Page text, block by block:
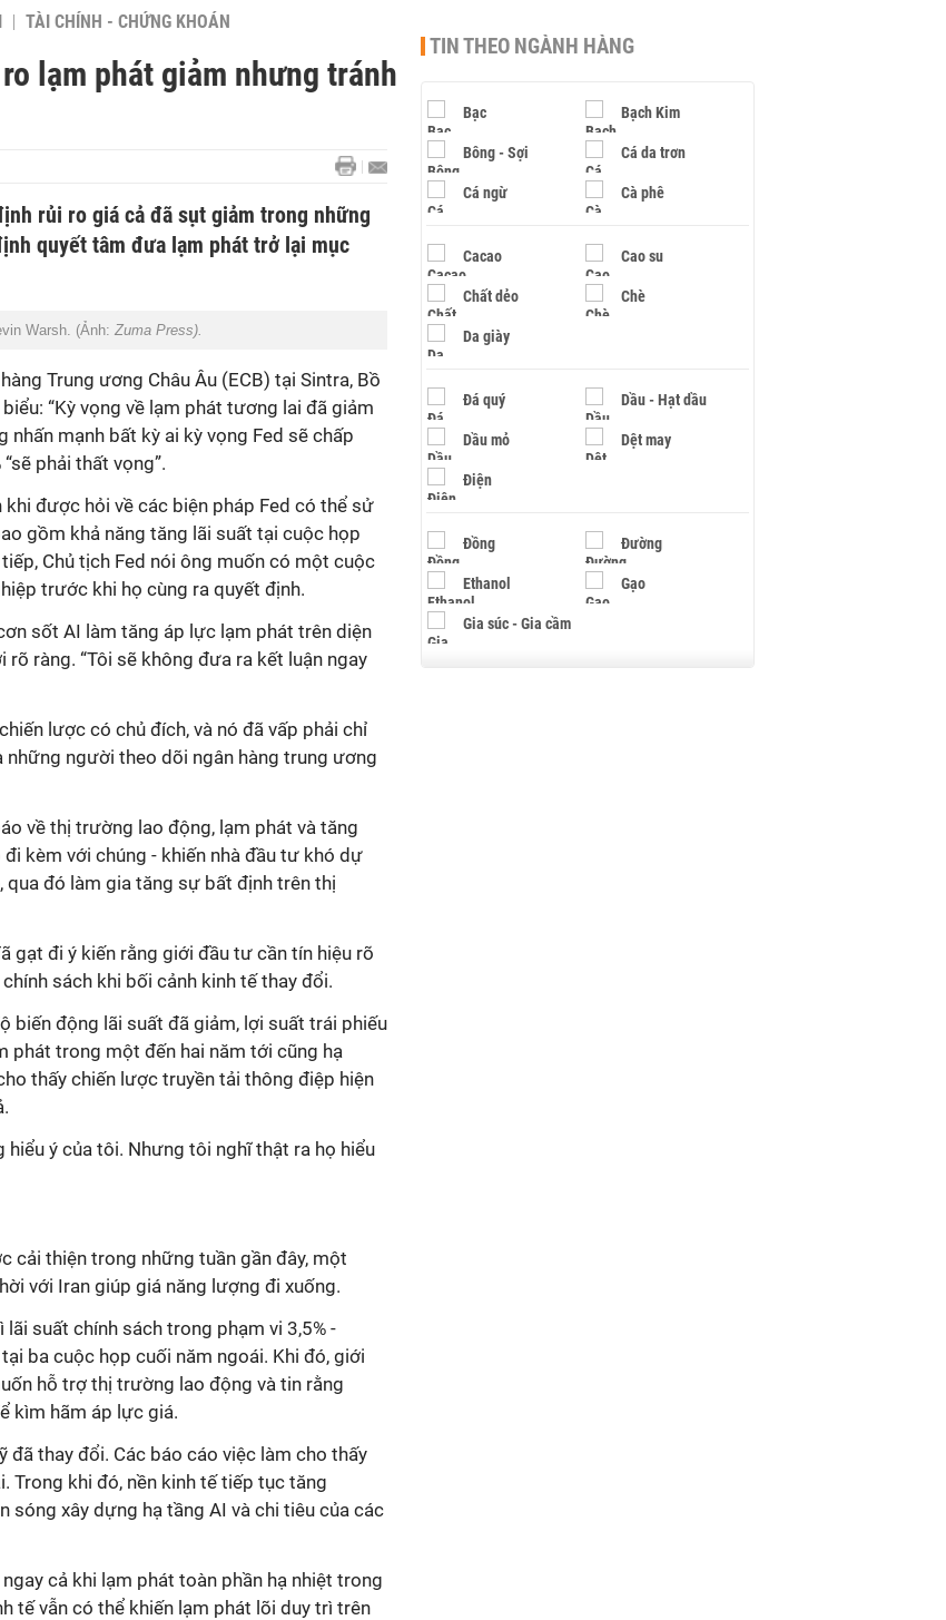
TÀI CHÍNH - CHỨNG KHOÁN
lạm phát giảm nhưng tránh
rủi ro giá cả đã sụt giảm trong những
quyết tâm đưa lạm phát trở lại mục
Warsh. (Ảnh: Zuma Press).
Trung ương Châu Âu (ECB) tại Sintra, Bồ
“Kỳ vọng về lạm phát tương lai đã giảm
nhấn mạnh bất kỳ ai kỳ vọng Fed sẽ chấp
phải thất vọng”.
khi được hỏi về các biện pháp Fed có thể sử
gồm khả năng tăng lãi suất tại cuộc họp
Chủ tịch Fed nói ông muốn có một cuộc
trước khi họ cùng ra quyết định.
sốt AI làm tăng áp lực lạm phát trên diện
ràng. “Tôi sẽ không đưa ra kết luận ngay
lược có chủ đích, và nó đã vấp phải chỉ
người theo dõi ngân hàng trung ương
về thị trường lao động, lạm phát và tăng
kèm với chúng - khiến nhà đầu tư khó dự
đó làm gia tăng sự bất định trên thị
gạt đi ý kiến rằng giới đầu tư cần tín hiệu rõ
sách khi bối cảnh kinh tế thay đổi.
biến động lãi suất đã giảm, lợi suất trái phiếu
phát trong một đến hai năm tới cũng hạ
thấy chiến lược truyền tải thông điệp hiện
ý của tôi. Nhưng tôi nghĩ thật ra họ hiểu
cải thiện trong những tuần gần đây, một
với Iran giúp giá năng lượng đi xuống.
lãi suất chính sách trong phạm vi 3,5% -
ba cuộc họp cuối năm ngoái. Khi đó, giới
hỗ trợ thị trường lao động và tin rằng
kìm hãm áp lực giá.
đã thay đổi. Các báo cáo việc làm cho thấy
Trong khi đó, nền kinh tế tiếp tục tăng
sóng xây dựng hạ tầng AI và chi tiêu của các
cả khi lạm phát toàn phần hạ nhiệt trong
tế vẫn có thể khiến lạm phát lõi duy trì trên
TIN THEO NGÀNH HÀNG
Bạc Bạch Kim
Bông - Sợi Cá da trơn
Cá ngừ Cà phê
Cacao Cao su
Chất dẻo Chè
Da giày
Đá quý Dầu - Hạt dầu
Dầu mỏ Dệt may
Điện
Đồng Đường
Ethanol Gạo
Gia súc - Gia cầm